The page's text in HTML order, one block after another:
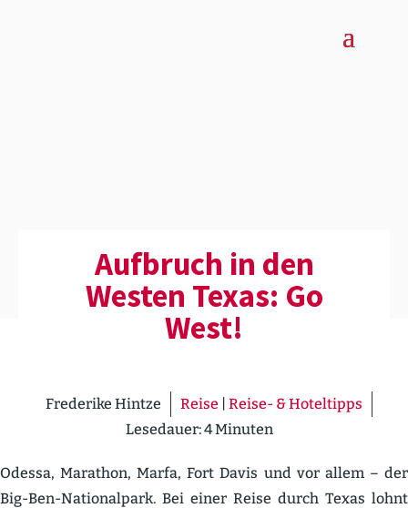
Aufbruch in den
Westen Texas: Go
West!
Frederike Hintze Reise
Reise- & Hoteltipps
Lesedauer:4Minuten
Odessa, Marathon, Marfa, Fort Davis und vor allem – der
Big-Ben-Natio­nalpark. Bei einer Reise durch Texas lohnt